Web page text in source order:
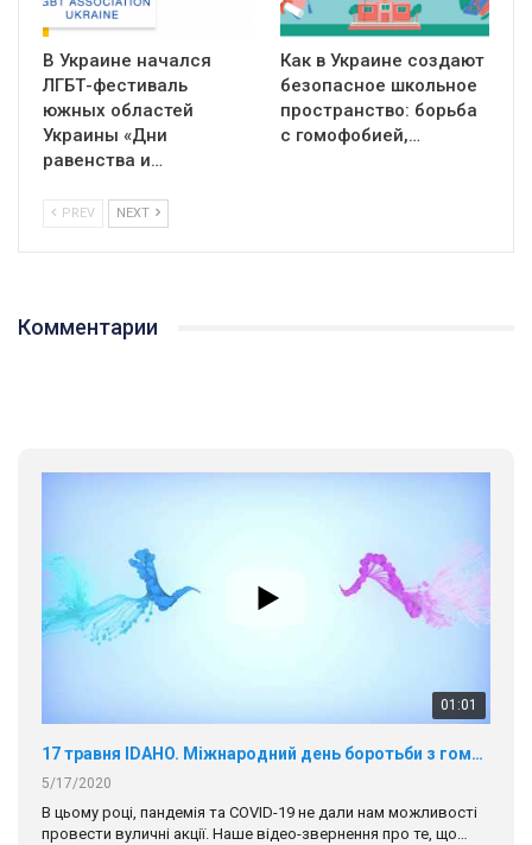
В Украине начался
ЛГБТ-фестиваль
южных областей
Украины «Дни
равенства и…
Как в Украине создают
безопасное школьное
пространство: борьба
с гомофобией,…
PREV NEXT
Комментарии
01:01
17 травня IDAHO. Міжнародний день боротьби з гомофобією трансфобією і біфобія.
5/17/2020
В цьому році, пандемія та COVІD-19 не дали нам можливості
провести вуличні акції. Наше відео-звернення про те, що